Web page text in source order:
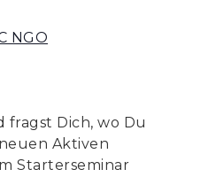
NGO
fragst Dich, wo Du
Aktiven
Starterseminar